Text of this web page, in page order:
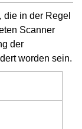
die in der Regel
Scanner
der
worden sein.